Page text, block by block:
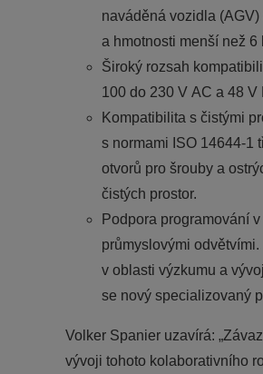
naváděná vozidla
a hmotnosti menší než
Široký rozsah
100 do 230 V AC a 48
Kompatibilita s čistými
s normami ISO 14644-1
otvorů pro šrouby a
čistých prostor.
Podpora programování
průmyslovými
v oblasti výzkumu a
se nový specializovaný
Volker Spanier uzavírá:
vývoji tohoto kolaborativního